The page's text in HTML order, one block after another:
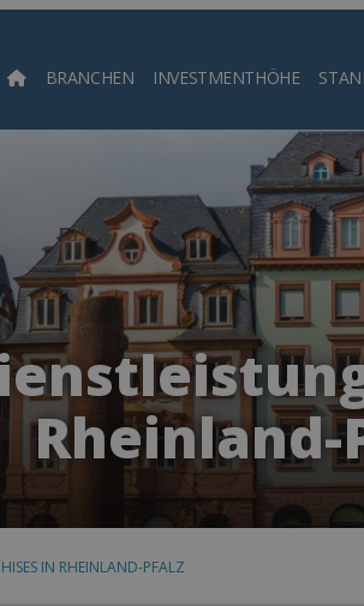
BRANCHEN INVESTMENTHÖHE
Rheinland-
IN RHEINLAND-PFALZ